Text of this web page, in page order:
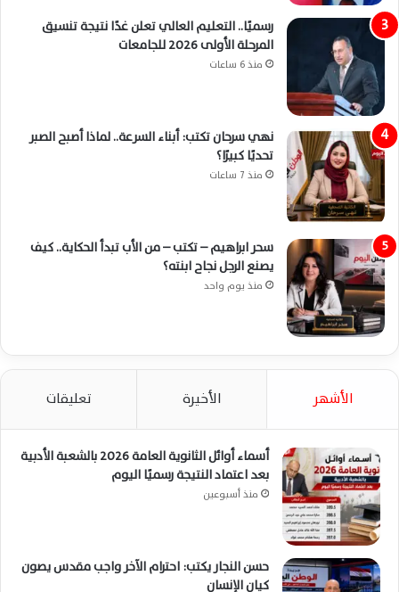
رسميًا.. التعليم العالي تعلن غدًا نتيجة تنسيق
المرحلة الأولى 2026 للجامعات
منذ 6 ساعات
نهي سرحان تكتب: أبناء السرعة.. لماذا أصبح الصبر
تحديًا كبيرًا؟
منذ 7 ساعات
سحر ابراهيم – تكتب – من الأب تبدأ الحكاية.. كيف
يصنع الرجل نجاح ابنته؟
منذ يوم واحد
الأشهر الأخيرة تعليقات
أسماء أوائل الثانوية العامة 2026 بالشعبة الأدبية
بعد اعتماد النتيجة رسميًا اليوم
منذ أسبوعين
حسن النجار يكتب: احترام الآخر واجب مقدس يصون
كيان الإنسان